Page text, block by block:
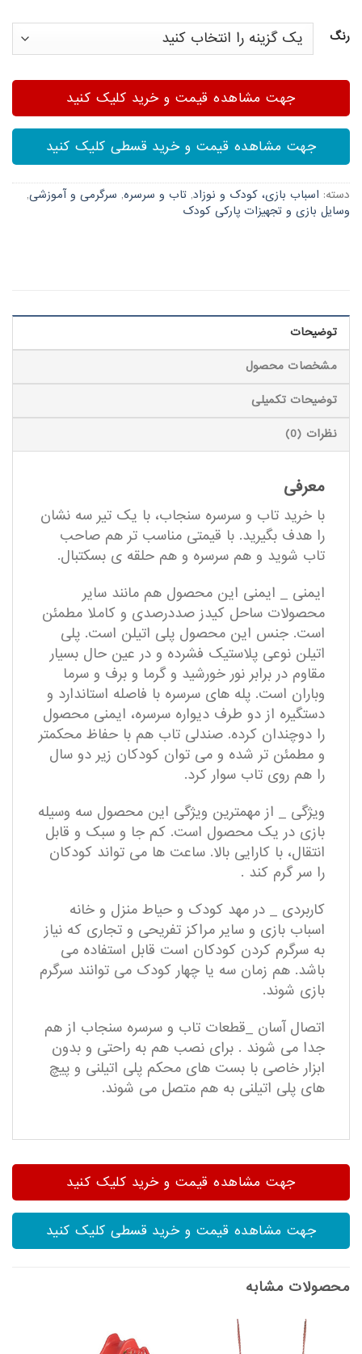
رنگ
جهت مشاهده قیمت و خرید کلیک کنید
جهت مشاهده قیمت و خرید قسطی کلیک کنید
دسته: اسباب بازی، کودک و نوزاد, تاب و سرسره, سرگرمی و آموزشی,
وسایل بازی و تجهیزات پارکی کودک
توضیحات
مشخصات محصول
توضیحات تکمیلی
نظرات (0)
معرفی
با خرید تاب و سرسره سنجاب، با یک تیر سه نشان
را هدف بگیرید. با قیمتی مناسب تر هم صاحب
تاب شوید و هم سرسره و هم حلقه ی بسکتبال.
ایمنی _ ایمنی این محصول هم مانند سایر
محصولات ساحل کیدز صددرصدی و کاملا مطمئن
است. جنس این محصول پلی اتیلن است. پلی
اتیلن نوعی پلاستیک فشرده و در عین حال بسیار
مقاوم در برابر نور خورشید و گرما و برف و سرما
وباران است. پله های سرسره با فاصله استاندارد و
دستگیره از دو طرف دیواره سرسره، ایمنی محصول
را دوچندان کرده. صندلی تاب هم با حفاظ محکمتر
و مطمئن تر شده و می توان کودکان زیر دو سال
را هم روی تاب سوار کرد.
ویژگی _ از مهمترین ویژگی این محصول سه وسیله
بازی در یک محصول است. کم جا و سبک و قابل
انتقال، با کارایی بالا. ساعت ها می تواند کودکان
را سر گرم کند .
کاربردی _ در مهد کودک و حیاط منزل و خانه
اسباب بازی و سایر مراکز تفریحی و تجاری که نیاز
به سرگرم کردن کودکان است قابل استفاده می
باشد. هم زمان سه یا چهار کودک می توانند سرگرم
بازی شوند.
اتصال آسان _قطعات تاب و سرسره سنجاب از هم
جدا می شوند . برای نصب هم به راحتی و بدون
ابزار خاصی با بست های محکم پلی اتیلنی و پیچ
های پلی اتیلنی به هم متصل می شوند.
جهت مشاهده قیمت و خرید کلیک کنید
جهت مشاهده قیمت و خرید قسطی کلیک کنید
محصولات مشابه